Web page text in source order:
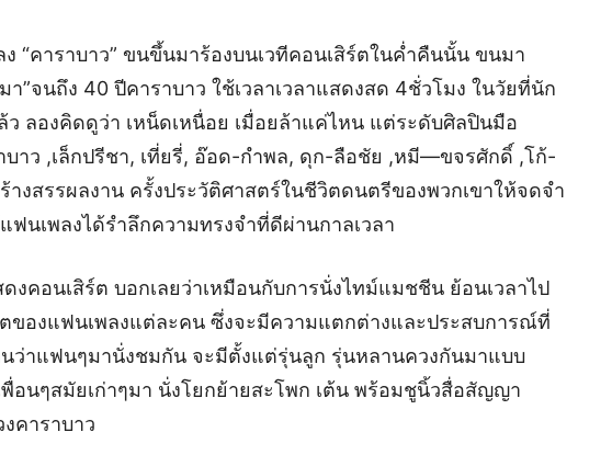
“คาราบาว” ขนขึ้นมาร้องบนเวทีคอนเสิร์ตในค่ำคืนนั้น ขนมา
า”จนถึง 40 ปีคาราบาว ใช้เวลาเวลาแสดงสด 4ชั่วโมง ในวัยที่นัก
ลองคิดดูว่า เหน็ดเหนื่อย เมื่อยล้าแค่ไหน แต่ระดับศิลปินมือ
บาว ,เล็กปรีชา, เที่ยรี่, อ๊อด-กำพล, ดุก-ลือชัย ,หมี—ขจรศักดิ์ ,โก้-
งสรรผลงาน ครั้งประวัติศาสตร์ในชีวิตดนตรีของพวกเขาให้จดจำ
ฟนเพลงได้รำลึกความทรงจำที่ดีผ่านกาลเวลา
งคอนเสิร์ต บอกเลยว่าเหมือนกับการนั่งไทม์แมชชีน ย้อนเวลาไป
ตของแฟนเพลงแต่ละคน ซึ่งจะมีความแตกต่างและประสบการณ์ที่
นว่าแฟนๆมานั่งชมกัน จะมีตั้งแต่รุ่นลูก รุ่นหลานควงกันมาแบบ
อนๆสมัยเก่าๆมา นั่งโยกย้ายสะโพก เต้น พร้อมชูนิ้วสื่อสัญญา
คาราบาว